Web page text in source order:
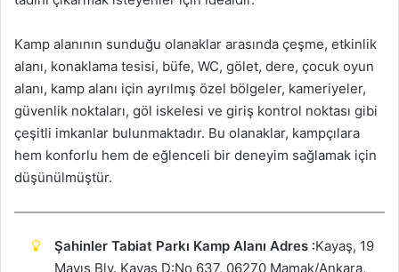
Kamp alanının sunduğu olanaklar arasında çeşme, etkinlik
alanı, konaklama tesisi, büfe, WC, gölet, dere, çocuk oyun
alanı, kamp alanı için ayrılmış özel bölgeler, kameriyeler,
güvenlik noktaları, göl iskelesi ve giriş kontrol noktası gibi
çeşitli imkanlar bulunmaktadır. Bu olanaklar, kampçılara
hem konforlu hem de eğlenceli bir deneyim sağlamak için
düşünülmüştür.
Şahinler Tabiat Parkı Kamp Alanı Adres :Kayaş, 19
Mayıs Blv. Kayaş D:No 637, 06270 Mamak/Ankara,